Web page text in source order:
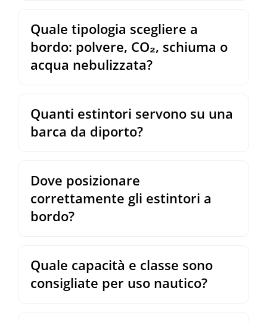
Quale tipologia scegliere a
bordo: polvere, CO₂, schiuma o
acqua nebulizzata?
Quanti estintori servono su una
barca da diporto?
Dove posizionare
correttamente gli estintori a
bordo?
Quale capacità e classe sono
consigliate per uso nautico?